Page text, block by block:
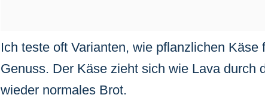
Ich teste oft Varianten, wie pflanzlichen
Genuss. Der Käse zieht sich wie Lava durch
wieder normales Brot.